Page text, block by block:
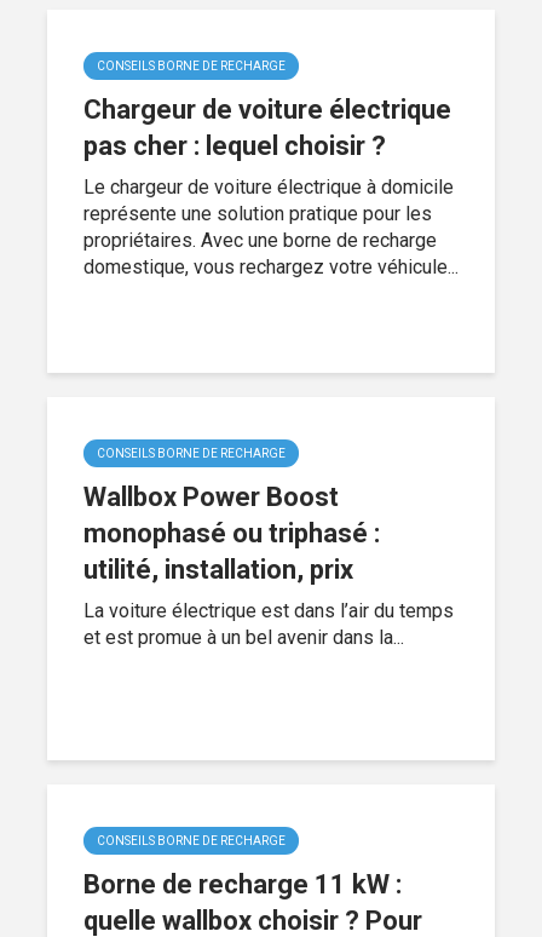
CONSEILS BORNE DE RECHARGE
Chargeur de voiture électrique
pas cher : lequel choisir ?
Le chargeur de voiture électrique à domicile
représente une solution pratique pour les
propriétaires. Avec une borne de recharge
domestique, vous rechargez votre véhicule...
CONSEILS BORNE DE RECHARGE
Wallbox Power Boost
monophasé ou triphasé :
utilité, installation, prix
La voiture électrique est dans l’air du temps
et est promue à un bel avenir dans la...
CONSEILS BORNE DE RECHARGE
Borne de recharge 11 kW :
quelle wallbox choisir ? Pour